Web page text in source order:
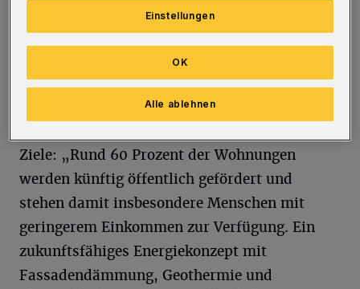
eng begleitet und die Bewohner von der
persönlichen Beratung bis zum Umzug
Mit der Modernisierung verfolgt die „gwg“
Ziele: „Rund 60 Prozent der Wohnungen
werden künftig öffentlich gefördert und
stehen damit insbesondere Menschen mit
geringerem Einkommen zur Verfügung. Ein
zukunftsfähiges Energiekonzept mit
Fassadendämmung, Geothermie und
Einstellungen
Alle ablehnen
OK